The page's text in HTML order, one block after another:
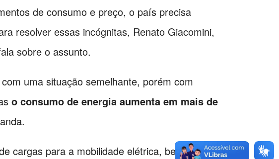
de consumo e preço, o país precisa
resolver essas incógnitas, Renato Giacomini,
sobre o assunto.
uma situação semelhante, porém com
o consumo de energia aumenta em mais de
cargas para a mobilidade elétrica, bem como a